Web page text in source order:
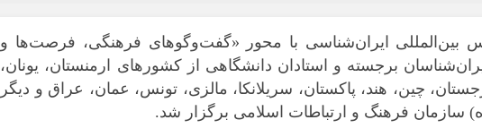
بین‌المللی ایران‌شناسی با محور «گفت‌وگوهای فرهنگی، فرصت‌ها و
برجسته و استادان دانشگاهی از کشورهای ارمنستان، یونان،
چین، هند، پاکستان، سریلانکا، مالزی، تونس، عمان، عراق و دیگر
سازمان فرهنگ و ارتباطات اسلامی برگزار شد.